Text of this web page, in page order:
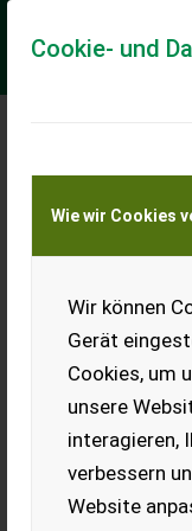
Cookie- und
Wie wir Cookies
Wir können
Gerät
Cookies, um
unsere
interagieren,
verbessern
Website
Meine
Transport
Ladeort